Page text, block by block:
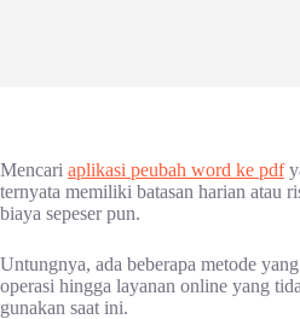
Mencari aplikasi peubah word ke pdf
ternyata memiliki batasan harian atau
biaya sepeser pun.
Untungnya, ada beberapa metode
operasi hingga layanan online yang
gunakan saat ini.